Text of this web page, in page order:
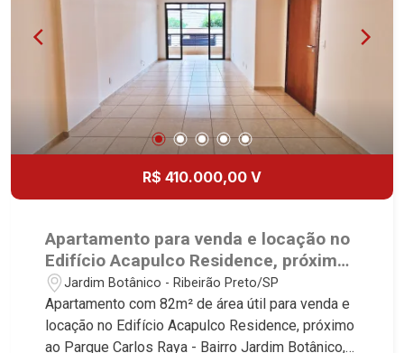
R$ 410.000,00 V
Apartamento para venda e locação no
Edifício Acapulco Residence, próximo
ao Parque Carlos Raya - Ribeirão
Preto/SP.
Jardim Botânico - Ribeirão Preto/SP
Apartamento com 82m² de área útil para venda e
locação no Edifício Acapulco Residence, próximo
ao Parque Carlos Raya - Bairro Jardim Botânico,